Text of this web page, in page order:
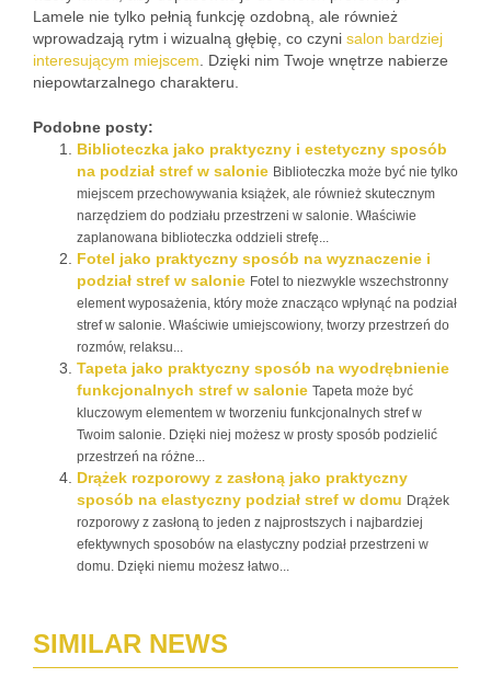
Lamele nie tylko pełnią funkcję ozdobną, ale również
wprowadzają rytm i wizualną głębię, co czyni salon bardziej
interesującym miejscem . Dzięki nim Twoje wnętrze nabierze
niepowtarzalnego charakteru.
Podobne posty:
Biblioteczka jako praktyczny i estetyczny sposób
na podział stref w salonie Biblioteczka może być nie tylko
miejscem przechowywania książek, ale również skutecznym
narzędziem do podziału przestrzeni w salonie. Właściwie
zaplanowana biblioteczka oddzieli strefę...
Fotel jako praktyczny sposób na wyznaczenie i
podział stref w salonie Fotel to niezwykle wszechstronny
element wyposażenia, który może znacząco wpłynąć na podział
stref w salonie. Właściwie umiejscowiony, tworzy przestrzeń do
rozmów, relaksu...
Tapeta jako praktyczny sposób na wyodrębnienie
funkcjonalnych stref w salonie Tapeta może być
kluczowym elementem w tworzeniu funkcjonalnych stref w
Twoim salonie. Dzięki niej możesz w prosty sposób podzielić
przestrzeń na różne...
Drążek rozporowy z zasłoną jako praktyczny
sposób na elastyczny podział stref w domu Drążek
rozporowy z zasłoną to jeden z najprostszych i najbardziej
efektywnych sposobów na elastyczny podział przestrzeni w
domu. Dzięki niemu możesz łatwo...
SIMILAR NEWS